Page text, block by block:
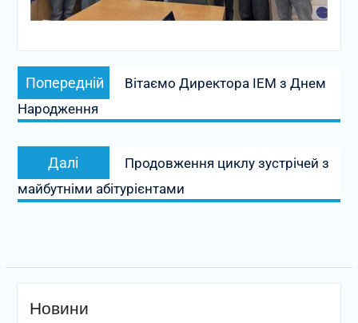
Навігація
записів
Попередній
запис:
Вітаємо Директора ІЕМ з Днем
Народження
Далі
запис:
Продовження циклу зустрічей з
майбутніми абітурієнтами
Новини